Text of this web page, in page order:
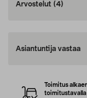
Arvostelut (4)
Asiantuntija vastaa
Toimitus
toimitustavalla